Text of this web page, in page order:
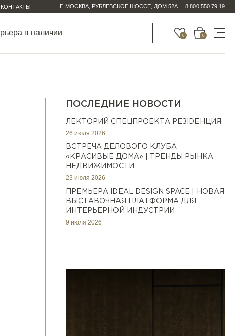
КОНТАКТЫ Г. МОСКВА, РУБЛЕВСКОЕ ШОССЕ, ДОМ 52А 8 800 550 79 19
0 0
ПОСЛЕДНИЕ НОВОСТИ
ЛЕКТОРИЙ СПЕЦПРОЕКТА РЕЗIDEНЦИЯ
26 июля 2026
ВСТРЕЧА ДЕЛОВОГО КЛУБА
«КРАСИВЫЕ ДОМА» | ТРЕНДЫ РЫНКА
НЕДВИЖИМОСТИ
23 июля 2026
ПРЕМЬЕРА IDEAL DESIGN SPACE | НОВАЯ
ВЫСТАВОЧНАЯ ПЛАТФОРМА ДЛЯ
ИНТЕРЬЕРНОЙ ИНДУСТРИИ
9 июля 2026